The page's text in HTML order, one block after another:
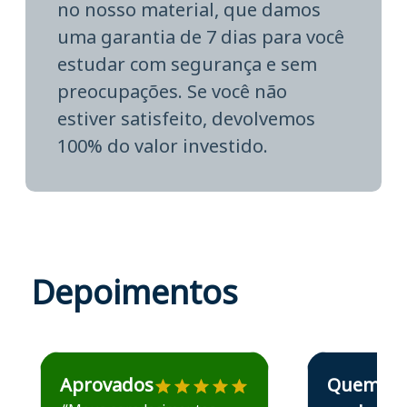
no nosso material, que damos
uma garantia de 7 dias para você
estudar com segurança e sem
preocupações. Se você não
estiver satisfeito, devolvemos
100% do valor investido.
Depoimentos
Estudante José recomenda o Aprova Concursos em
Aprovados
Estudante Elais
Quem